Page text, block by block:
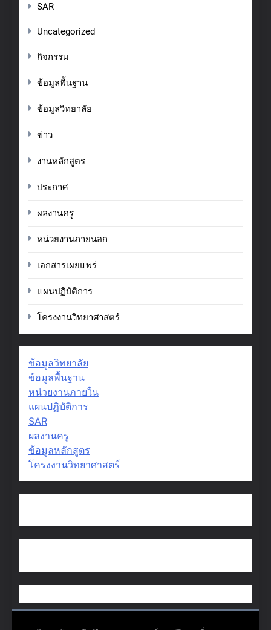
SAR
Uncategorized
กิจกรรม
ข้อมูลพื้นฐาน
ข้อมูลวิทยาลัย
ข่าว
งานหลักสูตร
ประกาศ
ผลงานครู
หน่วยงานภายนอก
เอกสารเผยแพร่
แผนปฏิบัติการ
โครงงานวิทยาศาสตร์
ข้อมูลวิทยาลัย
ข้อมูลพื้นฐาน
หน่วยงานภายใน
แผนปฏิบัติการ
SAR
ผลงานครู
ข้อมูลหลักสูตร
โครงงานวิทยาศาสตร์